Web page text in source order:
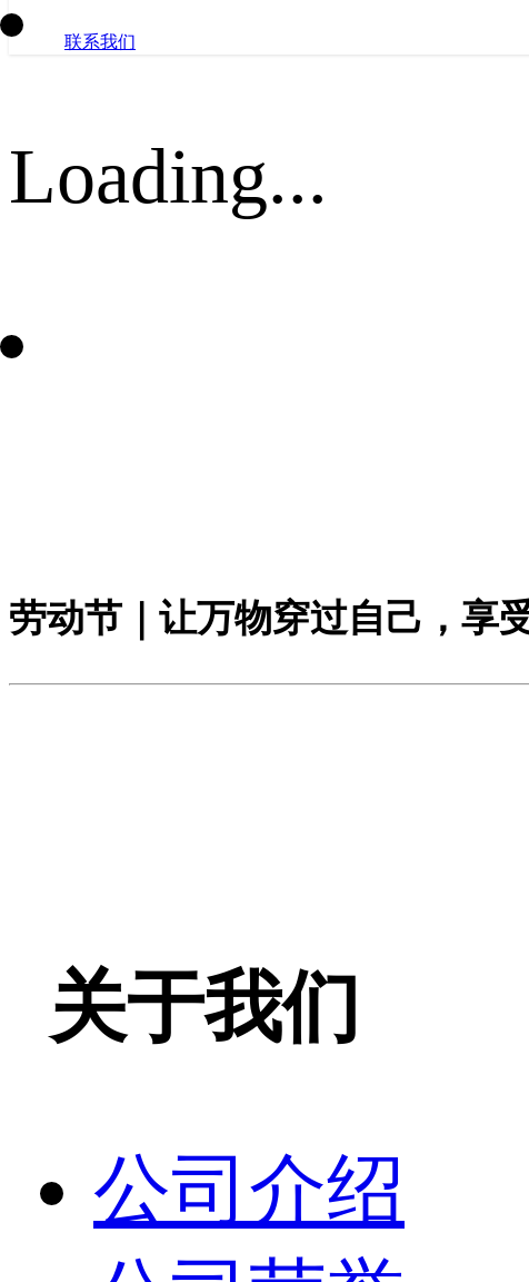
联系我们
Loading...
劳动节｜让万物穿过自己，享
关于我们
公司介绍